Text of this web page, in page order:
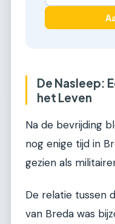
De Nasleep:
het Leven
Na de bevrijding
nog enige tijd in
gezien als
De relatie tussen
van Breda was